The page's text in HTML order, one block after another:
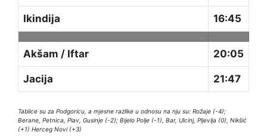
Ikindija 16:45
Akšam / Iftar 20:05
Jacija 21:47
Tablice su za Podgoricu, a mjesne razlike u odnosu na nju su: Rožaje (-4);
Berane, Petnica, Plav, Gusinje (-2); Bijelo Polje (-1), Bar, Ulcinj, Pljevlja (0), Nikšić
(+1) Herceg Novi (+3)